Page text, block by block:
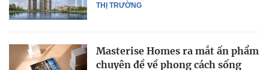
THỊ TRƯỜNG
Masterise Homes ra mắt ấn phẩm
chuyên đề về phong cách sống